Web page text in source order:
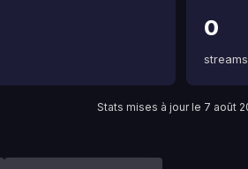
0
streams
Stats mises à jour le 7 août